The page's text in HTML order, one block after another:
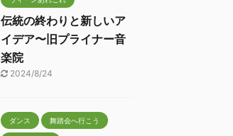
伝統の終わりと新しいア
イデア〜旧プライナー音
楽院
2024/8/24
ダンス 舞踏会へ行こう